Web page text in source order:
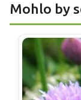
Mohlo by